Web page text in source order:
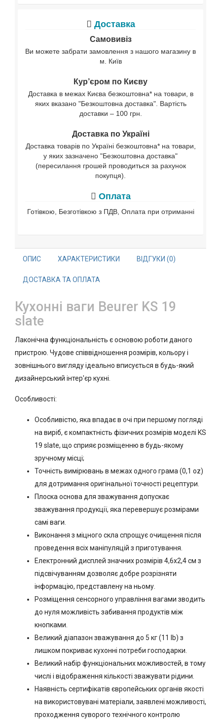
Доставка
Самовивіз
Ви можете забрати замовлення з нашого магазину в
м. Київ
Кур’єром по Києву
Доставка в межах Києва безкоштовна* на товари, в
яких вказано "Безкоштовна доставка". Вартість
доставки – 100 грн.
Доставка по Україні
Доставка товарів по Україні безкоштовна* на товари,
у яких зазначено "Безкоштовна доставка"
(пересилання грошей проводиться за рахунок
покупця).
Оплата
Готівкою, Безготівкою з ПДВ, Оплата при отриманні
ОПИС ХАРАКТЕРИСТИКИ ВІДГУКИ (0)
ДОСТАВКА ТА ОПЛАТА
Кухонні ваги Beurer KS 19
slate
Лаконічна функціональність є основою роботи даного
пристрою. Чудове співвідношення розмірів, кольору і
зовнішнього вигляду ідеально вписується в будь-який
дизайнерський інтер'єр кухні.
Особливості:
Особливістю, яка впадає в очі при першому погляді
на виріб, є компактність фізичних розмірів моделі KS
19 slate, що сприяє розміщенню в будь-якому
зручному місці;
Точність вимірювань в межах одного грама (0,1 oz)
для дотримання оригінальної точності рецептури.
Плоска основа для зважування допускає
зважування продукції, яка перевершує розмірами
самі ваги.
Виконання з міцного скла спрощує очищення після
проведення всіх маніпуляцій з приготування.
Електронний дисплей значних розмірів 4,6х2,4 см з
підсвічуванням дозволяє добре розрізняти
інформацію, представлену на ньому.
Розміщення сенсорного управління вагами зводить
до нуля можливість забивання продуктів між
кнопками.
Великий діапазон зважування до 5 кг (11 lb) з
лишком покриває кухонні потреби господарки.
Великий набір функціональних можливостей, в тому
числі і відображення кількості зважувати рідини.
Наявність сертифікатів європейських органів якості
на використовувані матеріали, заявлені можливості,
проходження суворого технічного контролю